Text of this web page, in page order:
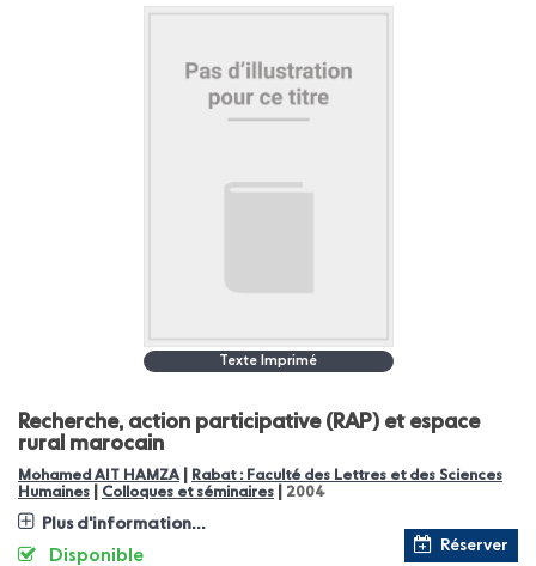
Texte Imprimé
Recherche, action participative (RAP) et espace
rural marocain
Mohamed AIT HAMZA
Rabat : Faculté des Lettres et des Sciences
Humaines
Colloques et séminaires 2004
Plus d'information...
Réserver
Disponible